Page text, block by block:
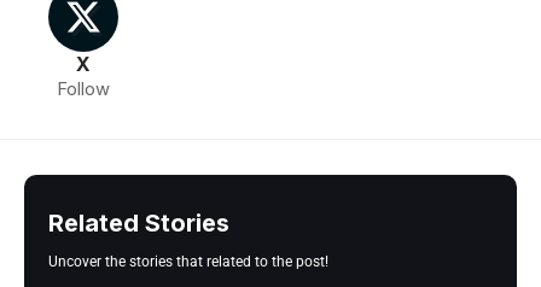
X
Follow
Related Stories
Uncover the stories that related to the post!